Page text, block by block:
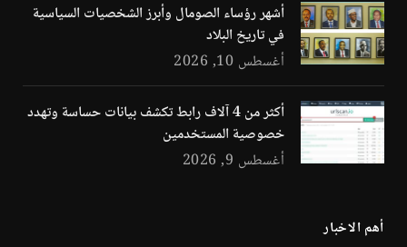
أشهر رؤساء الصومال وأبرز الشخصيات السياسية
في تاريخ البلاد
أغسطس 10, 2026
أكثر من 4 آلاف رابط تكشف بيانات حساسة وتهدد
خصوصية المستخدمين
أغسطس 9, 2026
أهم الاخبار